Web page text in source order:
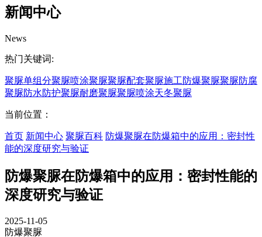
新闻中心
News
热门关键词:
聚脲单组分聚脲喷涂聚脲聚脲配套聚脲施工防爆聚脲聚脲防腐
聚脲防水防护聚脲耐磨聚脲聚脲喷涂天冬聚脲
当前位置：
首页 新闻中心 聚脲百科 防爆聚脲在防爆箱中的应用：密封性
能的深度研究与验证
防爆聚脲在防爆箱中的应用：密封性能的
深度研究与验证
2025-11-05
防爆聚脲